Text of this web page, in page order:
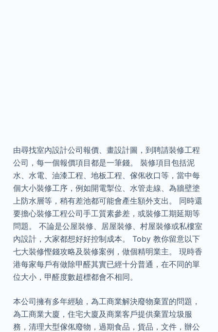
由尋找室內設計公司報價、畫設計圖，到聘請裝修工程
公司，每一個報價項目都是一筆錢。 裝修項目包括泥
水、水電、油漆工程、地板工程、傢俬收口等，當中每
個大小裝修工序，例如開電掣位、水管走線、為牆壁塗
上防水層等，稍有差池都可能會產生額外支出。 同時還
要擔心裝修工程公司手工質素參差，或裝修工期延期等
問題。 不論是公屋裝修、居屋裝修、村屋裝修或私樓室
內設計，大家都想好好控制成本。 Toby 教你留意以下
七大裝修慳錢攻略及裝修案例，做個精明業主。 現時香
港每家每戶有做除甲醛其實已經十分普通，在不同的單
位大小，甲醛度數超標都會不相同。
本公司擁有多年經驗，為工商業解決廢物棄置的問題，
為工商業大廈，住宅大廈及商業客戶提供棄置垃圾服
務，清理大型傢俬廢物，過期食品，貨品，文件，辦公